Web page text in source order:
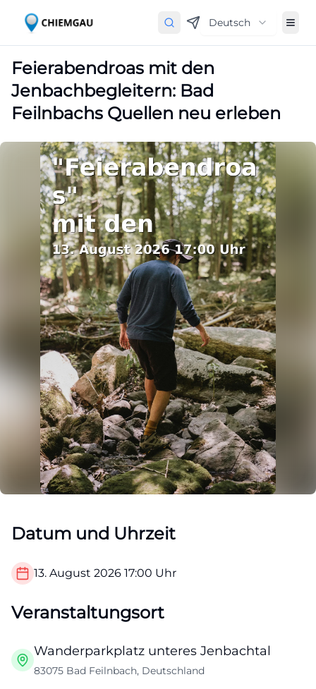
Deutsch
Feierabendroas mit den
Jenbachbegleitern: Bad
Feilnbachs Quellen neu erleben
Datum und Uhrzeit
13. August 2026 17:00 Uhr
Veranstaltungsort
Wanderparkplatz unteres Jenbachtal
83075 Bad Feilnbach, Deutschland